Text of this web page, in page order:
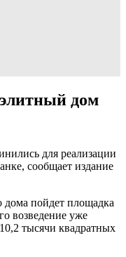
дом
для реализации
сообщает издание
дома пойдет площадка
возведение уже
тысячи квадратных